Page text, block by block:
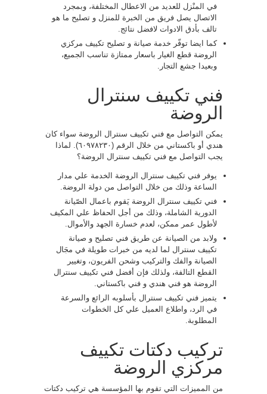
في المنْزل للعديد من الاعطال المختلفة، وبمجرد
الاتصال يصل فريق من الخبرة للمنزل و تصليح ما هو
تالف بأدق الادوات لافضل نتائج.
كما ايضا توفّر خدمة صيانة و تصليح تكييف مركزي
الروضة قطع الغيار باسعار ممتازة تناسب الجميع،
وبعيدا جشع التجار.
فني تكييف سنترال
الروضة
يمكن التواصل مع فني تكييف سنترال الروضة سواء كان
هندي أو باكستاني من خلال الرقم (٦٠٩٧٨٢٣٠). لماذا
يجب التواصل مع فني تكييف سنترال الروضة؟
يوفر فني تكييف سنترال الروضة الخدمة علي مدار
الساعة وذلك من خلال التواصل من دولة الروضة.
فني تكييف سنترال الروضة يَقوم باعمال الصّيانة
الدورية الشاملة، وذلك من أجل الحفاظ علي المكيف
لأطول عمر ممكن، لعدم خسارة الجهد والأموال.
ولابد من الصيانة عن طريق فني تصليح و صيانة
تكييف سنترال لما لديه من خبرات طويلة في مجَال
الصيانة والفك والتركيب وشحن الفريون، وتغيير
القطع التالفة، ولذلك فإن أفضل فني تكييف سنترال
الروضة هو فني هندي و فني باكستاني.
يتميز فني تكييف سنترال بأسلوبه الرائع والسرعة
في الرد، واطلاع العميل علي كل الخطوات
المطلوبة.
تركيب دكتات تكييف
مركزي الروضة
من المميزات التي تقوم بها المؤسسة هي تركيب دكتات